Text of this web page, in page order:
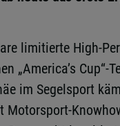
limitierte High-
„America’s
im Segelsport